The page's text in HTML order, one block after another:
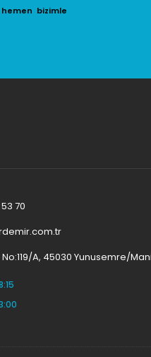
bizimle
70
No:119/A, 45030 Yunusemre/